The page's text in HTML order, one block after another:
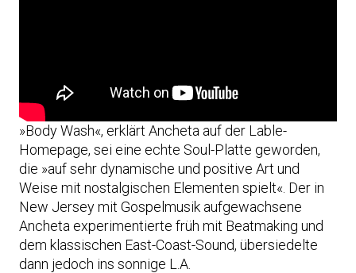
»Body Wash«, erklärt Ancheta auf der Lable-
Homepage, sei eine echte Soul-Platte geworden,
die »auf sehr dynamische und positive Art und
Weise mit nostalgischen Elementen spielt«. Der in
New Jersey mit Gospelmusik aufgewachsene
Ancheta experimentierte früh mit Beatmaking und
dem klassischen East-Coast-Sound, übersiedelte
dann jedoch ins sonnige L.A.